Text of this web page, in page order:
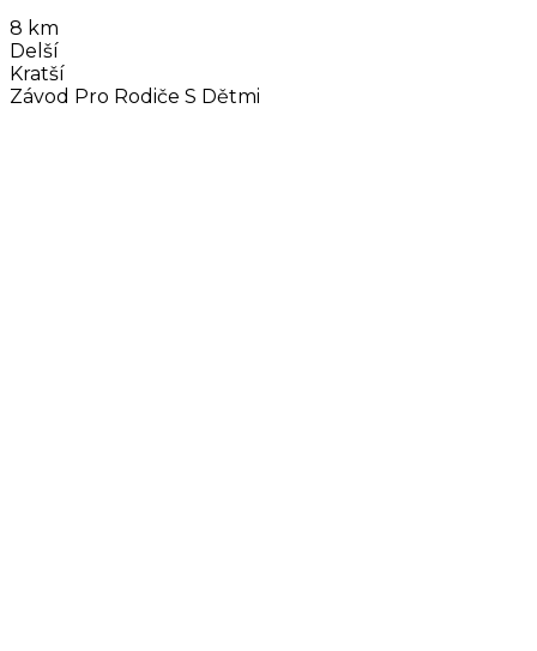
8 km
Delší
Kratší
Závod Pro Rodiče S Dětmi